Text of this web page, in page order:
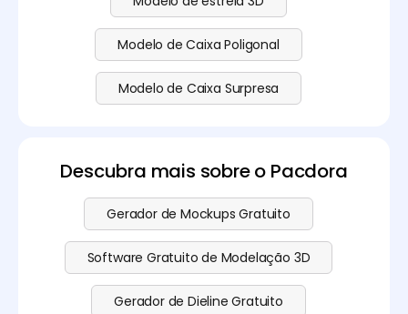
Modelo de Caixa Poligonal
Modelo de Caixa Surpresa
Descubra mais sobre o Pacdora
Gerador de Mockups Gratuito
Software Gratuito de Modelação 3D
Gerador de Dieline Gratuito